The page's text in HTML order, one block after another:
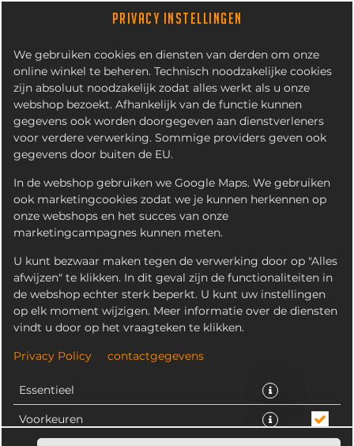
PRIVACY INSTELLINGEN
We gebruiken cookies en diensten van derden om onze
online winkel te beheren. Technisch noodzakelijke cookies
zijn absoluut noodzakelijk zodat alles werkt als u onze
webshop bezoekt. Afhankelijk van de functie kunnen
gegevens ook worden doorgegeven aan dienstverleners
voor verdere verwerking. Sommige providers geven ook
gegevens door buiten de EU.
In de webshop gebruiken we Google Maps. We gebruiken
ook marketingcookies zodat we je kunnen herkennen op
onze webshops en het succes van onze
marketingcampagnes kunnen meten.
U kunt bezwaar maken tegen de verwerking door op "Alles
afwijzen" te klikken. In dit geval zijn de functionaliteiten in
de webshop echter sterk beperkt. U kunt uw instellingen
op elk moment wijzigen. Meer informatie over de diensten
vindt u door op het vraagteken te klikken.
Privacy Policy contactgegevens
Essentieel
Voorkeuren
VIANDEL